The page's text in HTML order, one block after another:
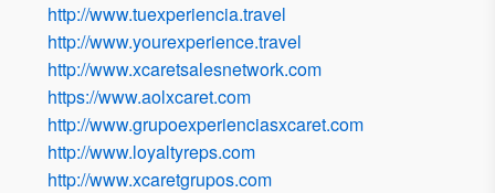
http://www.tuexperiencia.travel
http://www.yourexperience.travel
http://www.xcaretsalesnetwork.com
https://www.aolxcaret.com
http://www.grupoexperienciasxcaret.com
http://www.loyaltyreps.com
http://www.xcaretgrupos.com